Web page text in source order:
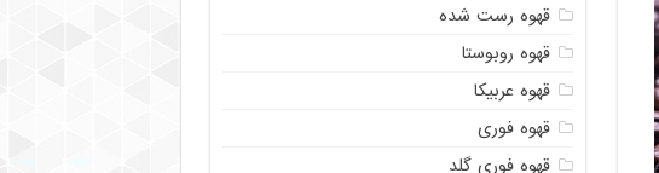
قهوه رست شده
قهوه روبوستا
قهوه عربیکا
قهوه فوری
قهوه فوری گلد